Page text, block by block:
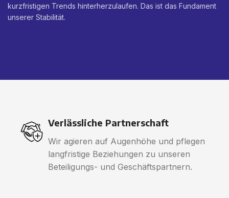
kurzfristigen Trends hinterherzulaufen. Das ist das Fundament
unserer Stabilität.
Verlässliche Partnerschaft
Wir agieren auf Augenhöhe und pflegen
langfristige Beziehungen zu unseren
Beteiligungs- und Geschäftspartnern.